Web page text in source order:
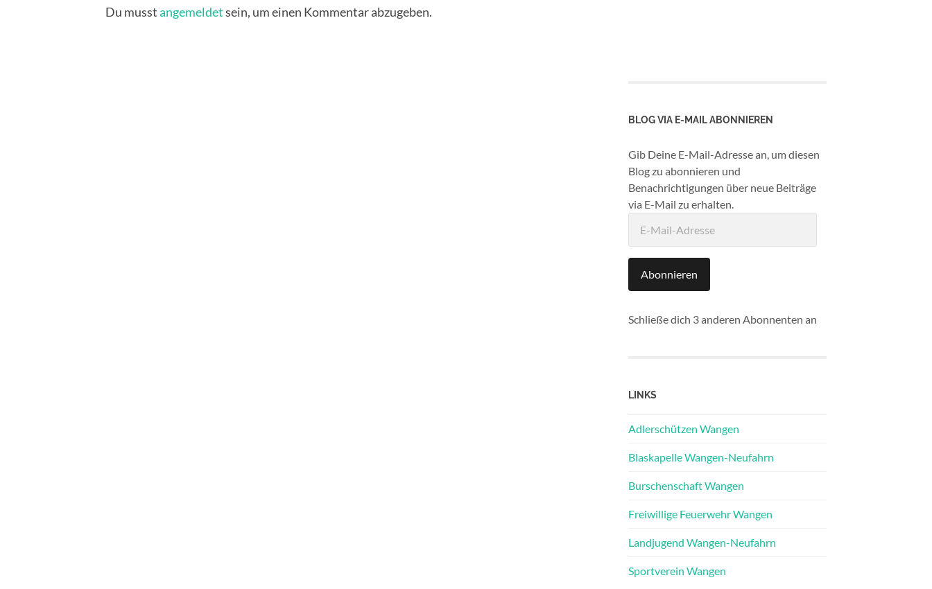
Du musstangemeldetsein, um einen Kommentar abzugeben.
BLOG VIA E-MAIL ABONNIEREN
Gib Deine E-Mail-Adresse an, um diesen
Blog zu abonnieren und
Benachrichtigungen über neue Beiträge
via E-Mail zu erhalten.
Mail-
Abonnieren
Schließe dich 3 anderen Abonnenten an
LINKS
Adlerschützen Wangen
Blaskapelle Wangen-Neufahrn
Burschenschaft Wangen
Freiwillige Feuerwehr Wangen
Landjugend Wangen-Neufahrn
Sportverein Wangen